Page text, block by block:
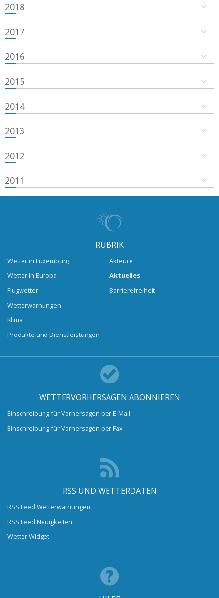
2018
2017
2016
2015
2014
2013
2012
2011
RUBRIK
Wetter in Luxemburg
Wetter in Europa
Flugwetter
Wetterwarnungen
Klima
Produkte und Dienstleistungen
Akteure
Aktuelles
Barrierefreiheit
WETTERVORHERSAGEN ABONNIEREN
Einschreibung für Vorhersagen per E-Mail
Einschreibung für Vorhersagen per Fax
RSS UND WETTERDATEN
RSS Feed Wetterwarnungen
RSS Feed Neuigkeiten
Wetter Widget